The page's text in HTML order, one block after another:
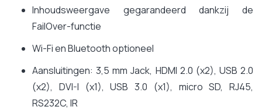
Inhoudsweergave gegarandeerd dankzij de
FailOver-functie
Wi-Fi en Bluetooth optioneel
Aansluitingen: 3,5 mm Jack, HDMI 2.0 (x2), USB 2.0
(x2), DVI-I (x1), USB 3.0 (x1), micro SD, RJ45,
RS232C, IR